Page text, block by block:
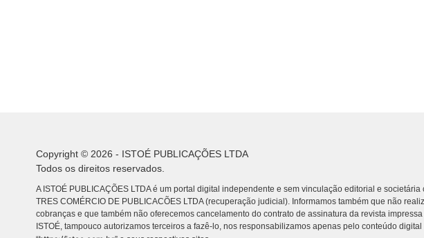
Copyright © 2026 - ISTOÉ PUBLICAÇÕES LTDA
Todos os direitos reservados.
A ISTOÉ PUBLICAÇÕES LTDA é um portal digital independente e sem vinculação editorial e societária
TRES COMÉRCIO DE PUBLICACÕES LTDA (recuperação judicial). Informamos também que não
cobranças e que também não oferecemos cancelamento do contrato de assinatura da revista
ISTOÉ, tampouco autorizamos terceiros a fazê-lo, nos responsabilizamos apenas pelo conteúdo digital